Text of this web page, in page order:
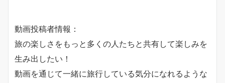
動画投稿者情報：
旅の楽しさをもっと多くの人たちと共有して楽しみを
生み出したい！
動画を通じて一緒に旅行している気分になれるような